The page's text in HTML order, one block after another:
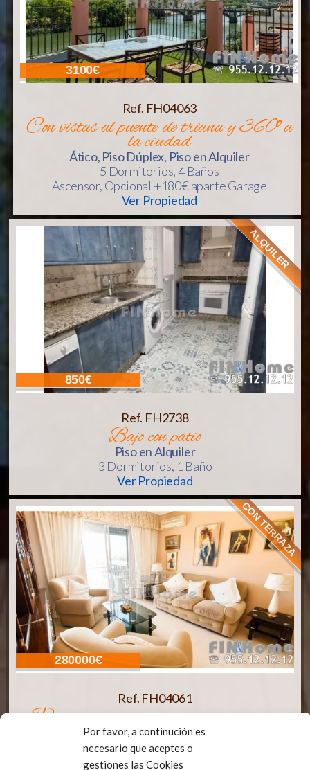
Por favor, a continución es
necesario que aceptes o
gestiones las Cookies
3100€
Ref. FH04063
con vistas al puente de triana y 360º a
la ciudad
Ático, Piso Dúplex, Pisoen Alquiler
5 Dormitorios,4 Baños
Ascensor, Opcional +180€ aparte Garage
Ver Propiedad
850€
ALQUILER
Ref. FH2738
bajo con patio
Pisoen Alquiler
3 Dormitorios, 1 Baño
Ver Propiedad
280000€
CON TERRAZA
Ref. FH04061
piso en triana con terraza y ascensor.
antes con 3 dormitorios reformado a 2
Pisoen Venta
2 Dormitorios,1 Baño